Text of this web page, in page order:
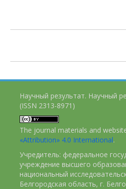
Научный результат. Научный
(ISSN 2313-8971)
The journal materials and
«Attribution» 4.0 International.
Учредитель: федеральное
учреждение высшего
национальный
Белгородская область, г.